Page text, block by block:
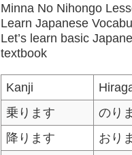
Minna No Nihongo
Learn Japanese
Let’s learn basic
textbook
Kanji
乗ります
のり
降ります
おり